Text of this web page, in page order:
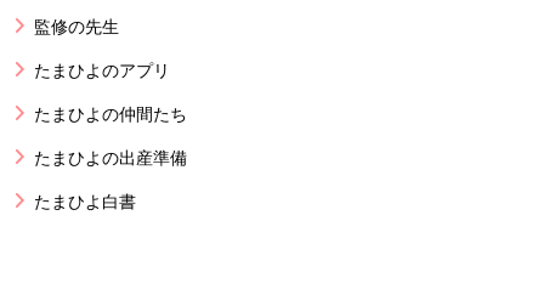
監修の先生
たまひよのアプリ
たまひよの仲間たち
たまひよの出産準備
たまひよ白書